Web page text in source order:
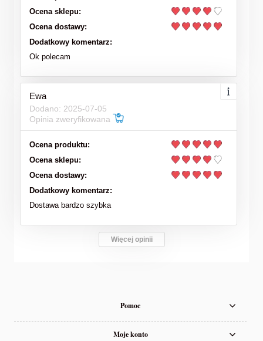
Ocena sklepu:
Ocena dostawy:
Dodatkowy komentarz:
Ok polecam
Ewa
Dodano: 2025-07-05
Opinia zweryfikowana
Ocena produktu:
Ocena sklepu:
Ocena dostawy:
Dodatkowy komentarz:
Dostawa bardzo szybka
Więcej opinii
Pomoc
Moje konto